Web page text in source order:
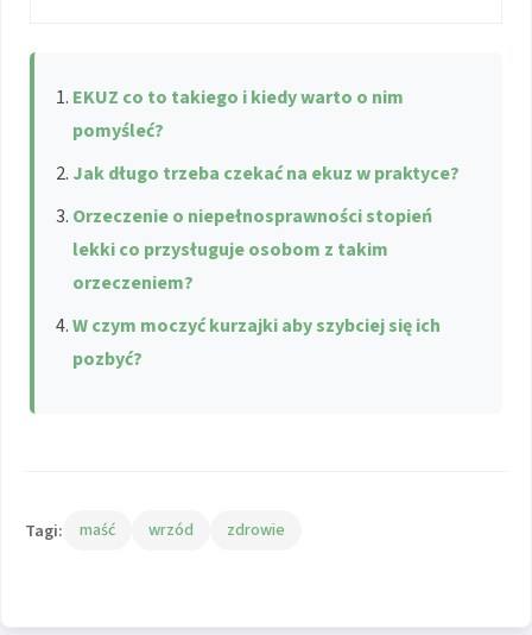
EKUZ co to takiego i kiedy warto o nim
pomyśleć?
Jak długo trzeba czekać na ekuz w praktyce?
Orzeczenie o niepełnosprawności stopień
lekki co przysługuje osobom z takim
orzeczeniem?
W czym moczyć kurzajki aby szybciej się ich
pozbyć?
Tagi: maść wrzód zdrowie